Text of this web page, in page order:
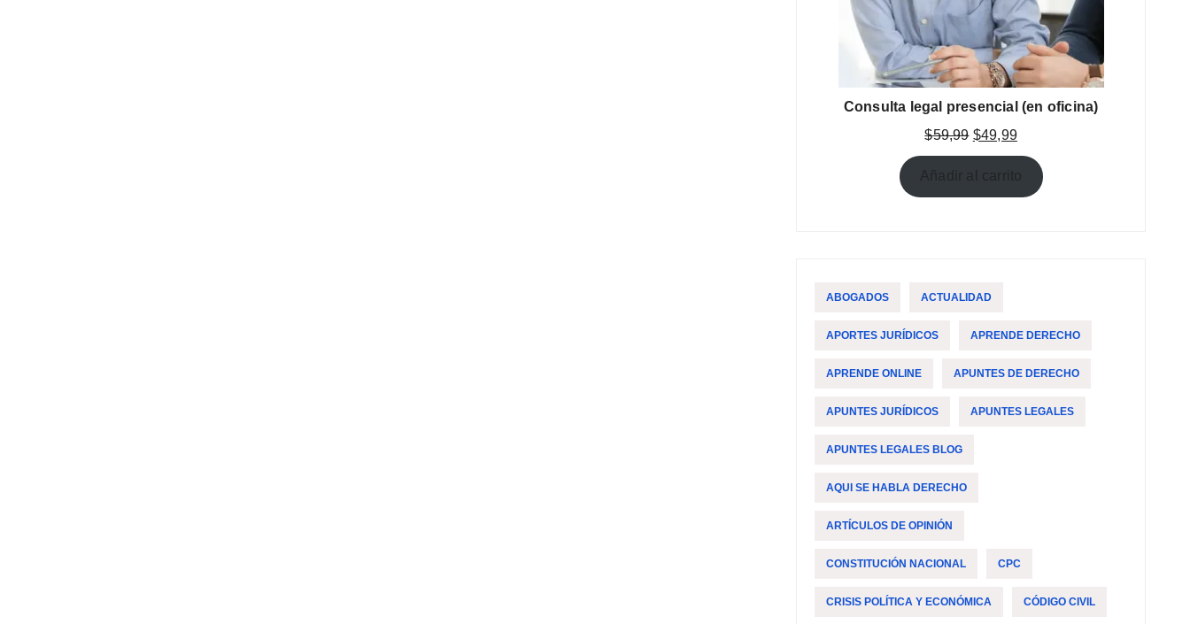
Consulta legal presencial (en oficina)
$59,99 El
precio
original
$49,99El
precio
actual
es:
Añadir al carrito
ABOGADOS ACTUALIDAD
APORTES JURÍDICOS APRENDE DERECHO
APRENDE ONLINE APUNTES DE DERECHO
APUNTES JURÍDICOS APUNTES LEGALES
APUNTES LEGALES BLOG
AQUI SE HABLA DERECHO
ARTÍCULOS DE OPINIÓN
CONSTITUCIÓN NACIONAL CPC
CRISIS POLÍTICA Y ECONÓMICA CÓDIGO CIVIL